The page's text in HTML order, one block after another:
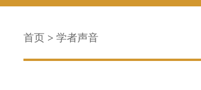
首页 > 学者声音